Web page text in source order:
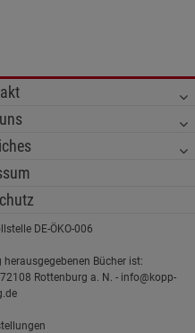
DE-ÖKO-006
Bücher ist:
Rottenburg a. N. - info@kopp-